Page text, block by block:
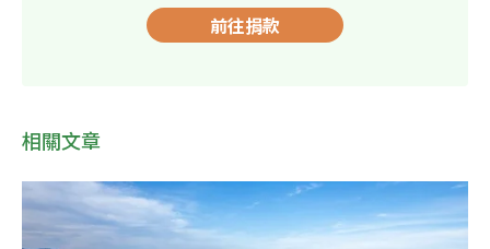
前往捐款
相關文章